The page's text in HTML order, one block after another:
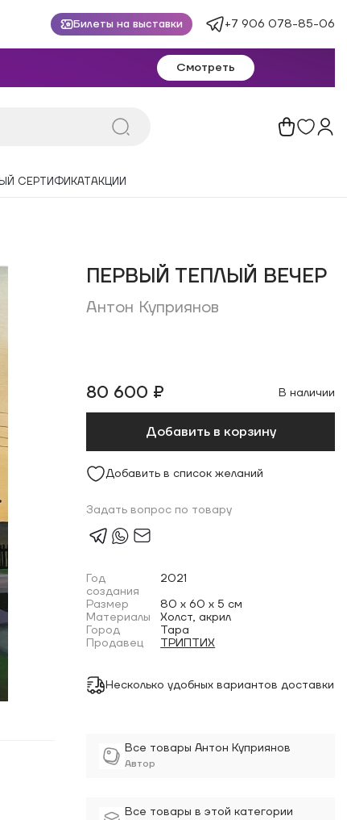
Билеты на выставки +7 906 078-85-06
Смотреть
СЕРТИФИКАТАКЦИИ
ПЕРВЫЙ ТЕПЛЫЙ ВЕЧЕР
Антон Куприянов
80 600 ₽ В наличии
Добавить в корзину
Добавить в список желаний
Задать вопрос по товару
Год
создания
2021
Размер
80 x 60 x 5 см
Материалы
Холст, акрил
Город
Тара
Продавец
ТРИПТИХ
Несколько удобных вариантов доставки
Все товары Антон Куприянов
Автор
Все товары в этой категории